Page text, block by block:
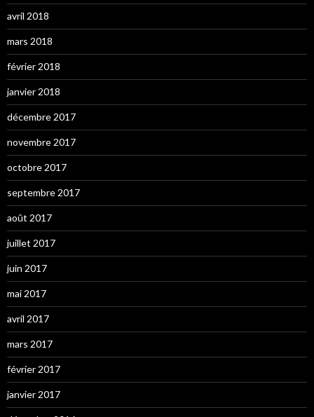
avril 2018
mars 2018
février 2018
janvier 2018
décembre 2017
novembre 2017
octobre 2017
septembre 2017
août 2017
juillet 2017
juin 2017
mai 2017
avril 2017
mars 2017
février 2017
janvier 2017